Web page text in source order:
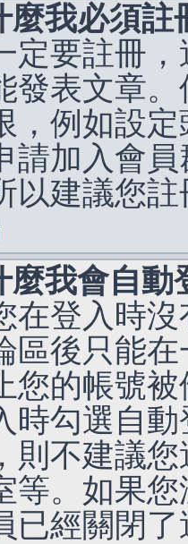
麼我必須註
定要註冊
發表文章
，例如設
請加入會
以建議您註
麼我會自動
在登入時
區後只能
您的帳號
時勾選自
則不建議
等。如果
已經關閉